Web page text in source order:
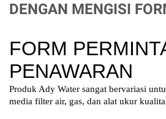
DENGAN MENGISI